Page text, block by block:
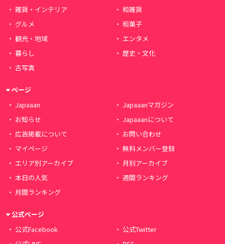
雑貨・インテリア
和雑貨
グルメ
和菓子
観光・地域
エンタメ
暮らし
歴史・文化
古写真
ページ
Japaaan
Japaaanマガジン
お知らせ
Japaaanについて
広告掲載について
お問い合わせ
マイページ
無料メンバー登録
エリア別アーカイブ
月別アーカイブ
本日の人気
週間ランキング
月間ランキング
公式ページ
公式Facebook
公式Twitter